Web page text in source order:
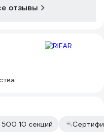
- всё то
отзывы
500 10 секций